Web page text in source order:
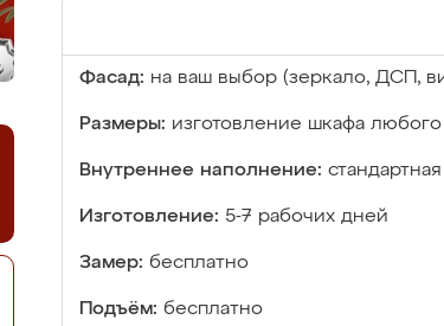
Фасад: на ваш выбор (зеркало, ДСП,
Размеры: изготовление шкафа
Внутреннее наполнение:
Изготовление: 5-7 рабочих дней
Замер: бесплатно
Подъём: бесплатно